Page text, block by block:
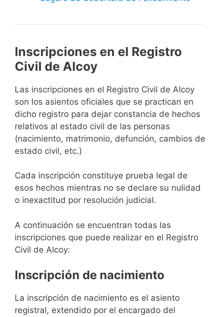
Inscripciones en el Registro
Civil de Alcoy
Las inscripciones en el Registro Civil de Alcoy
son los asientos oficiales que se practican en
dicho registro para dejar constancia de hechos
relativos al estado civil de las personas
(nacimiento, matrimonio, defunción, cambios de
estado civil, etc.)
Cada inscripción constituye prueba legal de
esos hechos mientras no se declare su nulidad
o inexactitud por resolución judicial.
A continuación se encuentran todas las
inscripciones que puede realizar en el Registro
Civil de Alcoy:
Inscripción de nacimiento
La inscripción de nacimiento es el asiento
registral, extendido por el encargado del